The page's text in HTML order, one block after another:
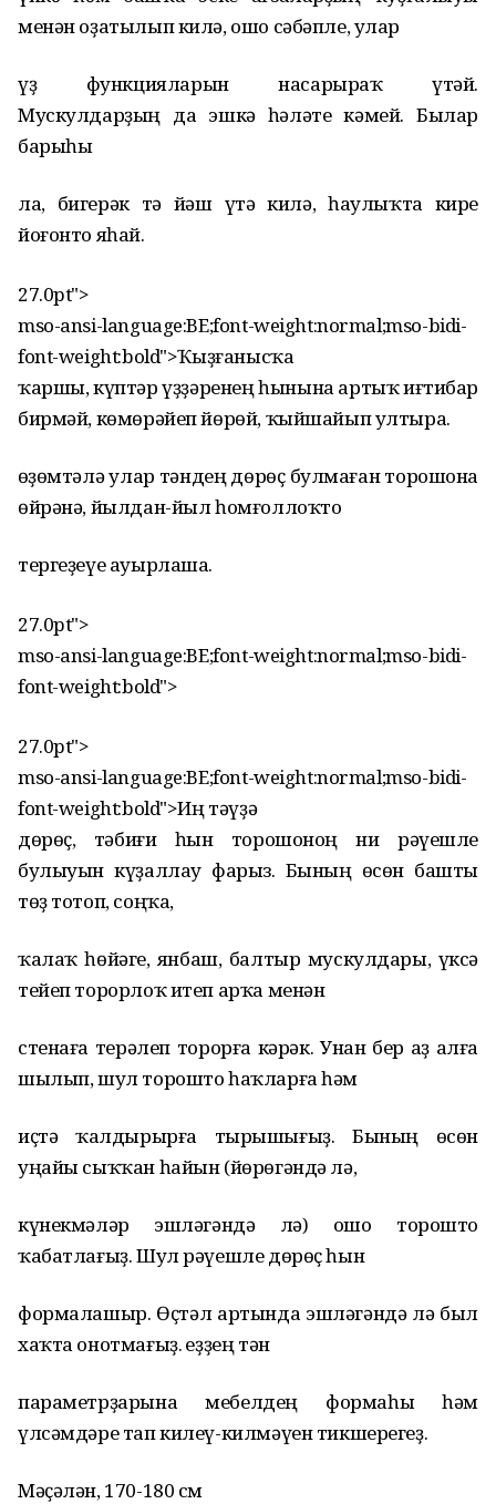
менән оҙатылып килә, ошо сәбәпле, улар
үҙ функцияларын насарыраҡ үтәй.
Мускулдарҙың да эшкә һәләте кәмей. Былар
барыһы
ла, бигерәк тә йәш үтә килә, һаулыҡта кире
йоғонто яһай.
27.0pt">
mso-ansi-language:BE;font-weight:normal;mso-bidi-
font-weight:bold">Ҡыҙғанысҡа
ҡаршы, күптәр үҙҙәренең һынына артыҡ иғтибар
бирмәй, көмөрәйеп йөрөй, ҡыйшайып ултыра.
Һөҙөмтәлә улар тәндең дөрөҫ булмаған торошона
өйрәнә, йылдан-йыл һомғоллоҡто
тергеҙеүе ауырлаша.
27.0pt">
mso-ansi-language:BE;font-weight:normal;mso-bidi-
font-weight:bold">
27.0pt">
mso-ansi-language:BE;font-weight:normal;mso-bidi-
font-weight:bold">Иң тәүҙә
дөрөҫ, тәбиғи һын торошоноң ни рәүешле
булыуын күҙаллау фарыз. Бының өсөн башты
төҙ тотоп, соңҡа,
ҡалаҡ һөйәге, янбаш, балтыр мускулдары, үксә
тейеп торорлоҡ итеп арҡа менән
стенаға терәлеп торорға кәрәк. Унан бер аҙ алға
шылып, шул торошто һаҡларға һәм
иҫтә ҡалдырырға тырышығыҙ. Бының өсөн
уңайы сыҡҡан һайын (йөрөгәндә лә,
күнекмәләр эшләгәндә лә) ошо торошто
ҡабатлағыҙ. Шул рәүешле дөрөҫ һын
формалашыр. Өҫтәл артында эшләгәндә лә был
хаҡта онотмағыҙ. Һеҙҙең тән
параметрҙарына мебелдең формаһы һәм
үлсәмдәре тап килеү-килмәүен тикшерегеҙ.
Мәҫәлән, 170-180 см